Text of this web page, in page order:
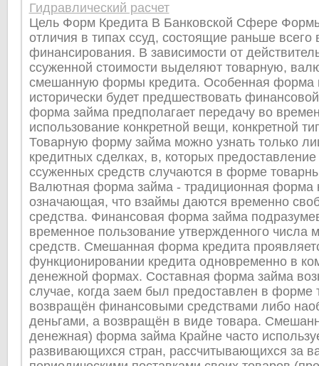
Гидравлический расчет
Цель Форм Кредита В Банковской Сфере
отличия в типах ссуд, состоящие раньше всего
финансирования. В зависимости от
ссуженной стоимости выделяют товарную,
смешанную формы кредита. Особенная форма
исторически будет предшествовать
форма займа предполагает передачу во
использование конкретной вещи, конкретной
Товарную форму займа можно узнать только
кредитных сделках, в, которых
ссуженных средств случаются в форме
Валютная форма займа - традиционная форма
означающая, что взаймы даются временно
средства. Финансовая форма займа
временное пользование утвержденного числа
средств. Смешанная форма кредита
функционировании кредита одновременно в
денежной формах. Составная форма займа
случае, когда заем был предоставлен в форме
возвращён финансовыми средствами либо
деньгами, а возвращён в виде товара.
денежная) форма займа Крайне часто
развивающихся стран, рассчитывающихся за